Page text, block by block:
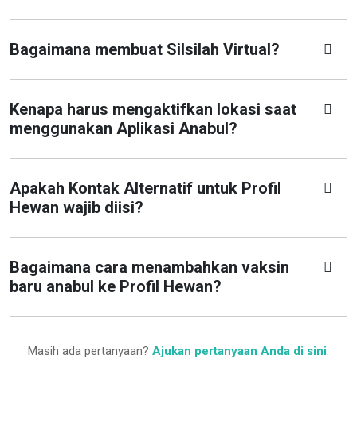
Bagaimana membuat Silsilah Virtual?
Kenapa harus mengaktifkan lokasi saat
menggunakan Aplikasi Anabul?
Apakah Kontak Alternatif untuk Profil
Hewan wajib diisi?
Bagaimana cara menambahkan vaksin
baru anabul ke Profil Hewan?
Masih ada pertanyaan? Ajukan pertanyaan Anda di sini.